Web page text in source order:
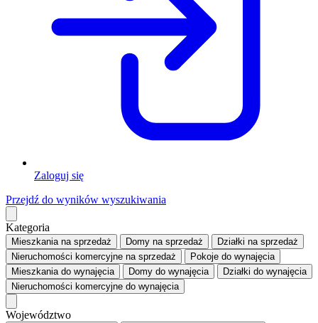
Zaloguj się
Przejdź do wyników wyszukiwania
Kategoria
Mieszkaniana sprzedaż Domy na sprzedaż Działki na sprzedaż
Nieruchomości komercyjne na sprzedaż Pokoje do wynajęcia
Mieszkaniado wynajęcia Domy do wynajęcia Działki do wynajęcia
Nieruchomości komercyjne do wynajęcia
Województwo